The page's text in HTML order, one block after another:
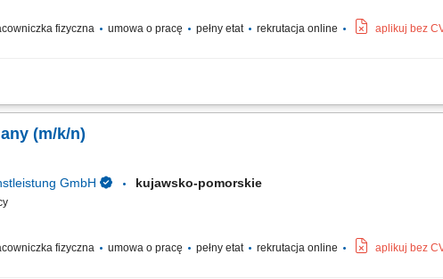
fizyczna umowa o pracę pełny etat rekrutacja online aplikuj bez
i organizacja procesów pracy – od cięcia po finalny montaż; Wykonywanie
(m/k/n)
GmbH kujawsko-pomorskie
fizyczna umowa o pracę pełny etat rekrutacja online aplikuj bez